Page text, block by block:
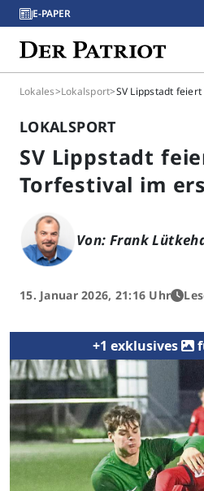
E-PAPER
Lokales>Lokalsport>SV Lippstadt
LOKALSPORT
SV Lippstadt
Torfestival im
Von: Frank
15. Januar 2026, 21:16 Uhr
+1 exklusives